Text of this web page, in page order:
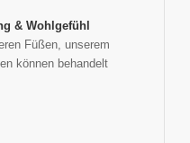
& Wohlgefühl
Füßen, unserem
können behandelt